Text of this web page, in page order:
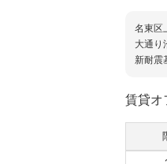
名東区
大通り
新耐震
賃貸